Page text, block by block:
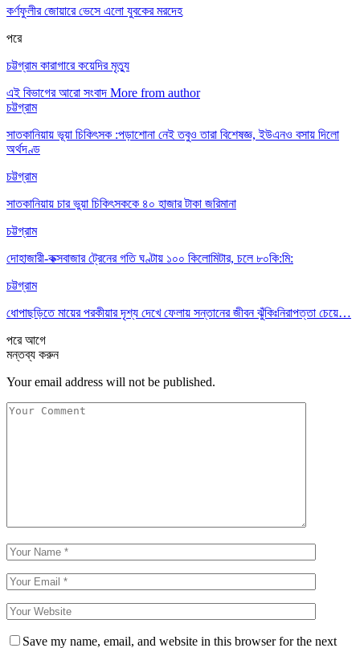
কর্ণফুলীর জোয়ারে ভেসে এলো যুবকের মরদেহ
পরে
চট্টগ্রাম কারাগারে কয়েদির মৃত্যু
এই বিভাগের আরো সংবাদ More from author
চট্টগ্রাম
সাতকানিয়ায় ভূয়া চিকিৎসক :পড়াশোনা নেই তবুও তারা বিশেষজ্ঞ, ইউএনও বসায় দিলো
অর্থদণ্ড
চট্টগ্রাম
সাতকানিয়ায় চার ভুয়া চিকিৎসককে ৪০ হাজার টাকা জরিমানা
চট্টগ্রাম
দোহাজারী-কক্সবাজার ট্রেনের গতি ঘণ্টায় ১০০ কিলোমিটার, চলে ৮০কি:মি:
চট্টগ্রাম
ধোপাছড়িতে মায়ের পরকীয়ার দৃশ্য দেখে ফেলায় সন্তানের জীবন ঝুঁকিঃনিরাপত্তা চেয়ে…
পরেআগে
মন্তব্য করুন
Your email address will not be published.
Save my name, email, and website in this browser for the next